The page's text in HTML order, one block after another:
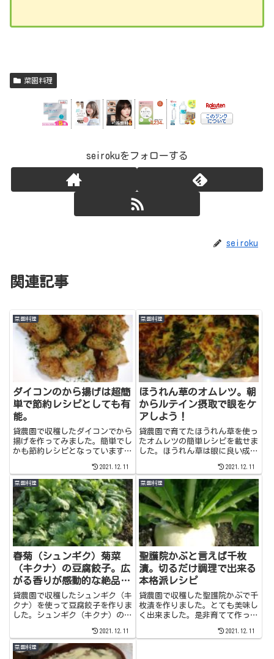
菜園料理
seirokuをフォローする
seiroku
関連記事
菜園料理
ダイコンのから揚げは超簡
単で節約レシピとしても有
能。
貸農園で収穫したダイコンでから
揚げを作ってみました。簡単でし
かも節約レシピとなっています。
今回は市販のから揚げの粉で作り
ましたが、他にも竜田揚げ等オリ
ジナルの味付けをしても楽しめる
と思います。
2021.12.11
菜園料理
ほうれん草のオムレツ。朝
からルテイン摂取で眼をケ
アしよう！
貸農園で育てたほうれん草を使っ
たオムレツの簡単レシピを載せま
した。ほうれん草は眼に良い成分
また、たまごはアミノ酸やビタミ
ンが豊富な総合栄養食品です。朝
から美味しく栄養を摂って健康な
体を維持しましょう！
2021.12.11
菜園料理
春菊（シュンギク）菊菜
（キクナ）の豆腐餃子。広
がる香りが感動的な絶品料
理です！
貸農園で収穫したシュンギク（キ
クナ）を使って豆腐餃子を作りま
した。シュンギク（キクナ）の香
ったのでレシピを紹介します。ま
た野菜を美味しく沢山食べられる
のでおススメです。
2021.12.11
菜園料理
聖護院かぶと言えば千枚
漬。切るだけ調理で出来る
本格派レシピ
貸農園で収穫した聖護院かぶで千
枚漬を作りました。とても美味し
く出来ました。是非育てて作って
2021.12.11
菜園料理